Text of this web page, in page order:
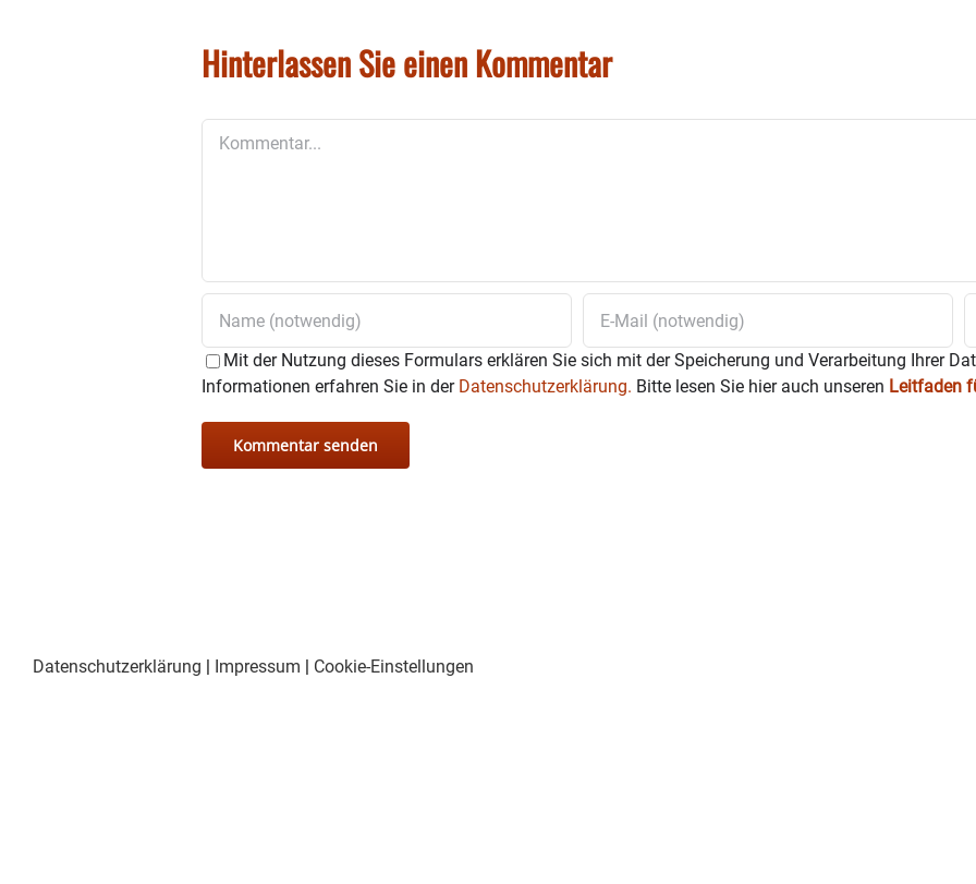
Hinterlassen Sie einen Kommentar
Mit der Nutzung dieses Formulars erklären Sie sich mit der Speicherung und Verarbeitung Ihrer
Informationen erfahren Sie in der Datenschutzerklärung. Bitte lesen Sie hier auch unseren Leitfaden
Datenschutzerklärung | Impressum | Cookie-Einstellungen